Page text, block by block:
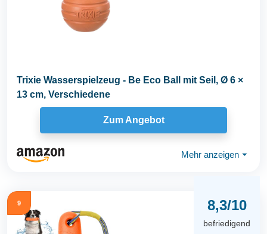
Trixie Wasserspielzeug - Be Eco Ball mit Seil, Ø 6 ×
13 cm, Verschiedene
Zum Angebot
Mehr anzeigen ⏷
9 8,3/10
befriedigend